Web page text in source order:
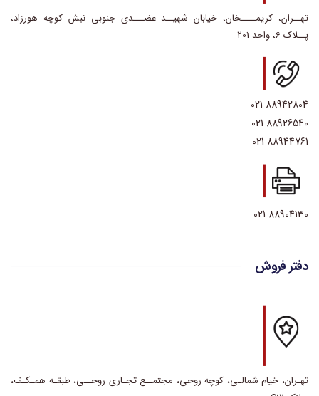
تهــران، کریمــــخان، خیابان شهیــد عضـــدی جنوبی نبش کوچه هورزاد،
پــلاک 6، واحد 201
88942804 021
88926540 021
88944761 021
88904130 021
دفتر فروش
تهـران، خیام شمالـی، کوچه روحی، مجتمــع تجـاری روحــی، طبقـه همـکـف،